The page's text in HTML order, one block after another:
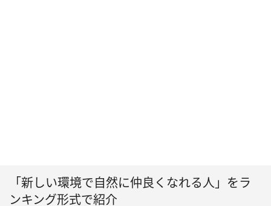
「新しい環境で自然に仲良くなれる人」をラ
ンキング形式で紹介